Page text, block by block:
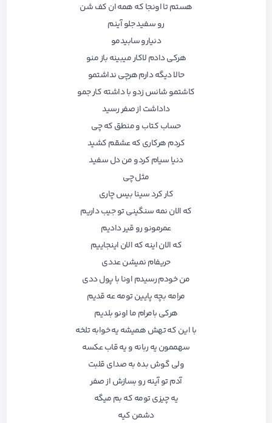
هستم تا اونجا که همه ان کف شن
رو سفید جلو آینم
دنیارو سابیدمو
هرکی دادم لاکار میبینه باز منو
حالا دیگه دارم هرچی نداشتمو
کاشتمو شانس زدو با داشته کار جمو
داداشت از صفر رسید
حساب کتاب و منطق که چی
کردم هرکاری که عشقم کشید
دنیا سیام کردو من دل سفید
مثل چی
کار کرد سینا بیس چاری
که الان نمه سنگینی تو جیب داریم
عمرمونو رو قیر دادیم
که الان اینه که الان اینجاییم
حریفام نمیشن عددی
من خودم رسیدم اونا با پول ددی
مرامه بچه پایین تومه عه قدیم
هرکی بامرام ما اونو بلدیم
با این که تهش همیشه یه خوابه تلخه
سهممون یه ربانه و یه قاب عکسه
ولی گوش بده به صدای قلبت
آدم تو آینه رو بسازش از صفر
یه چیزی تومه که بم میگه
دشمن کیه